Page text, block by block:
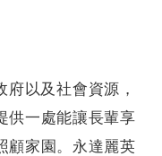
以及社會資源，
供一處能讓長輩享
顧家園。永達麗英